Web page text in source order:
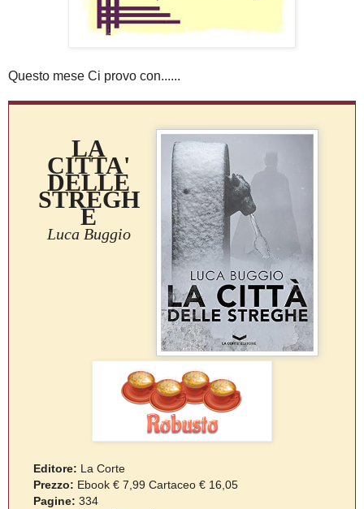
Questo mese Ci provo con......
LA
CITTA'
DELLE
STREGH
E
Luca Buggio
Editore: La Corte
Prezzo: Ebook € 7,99 Cartaceo € 16,05
Pagine: 334